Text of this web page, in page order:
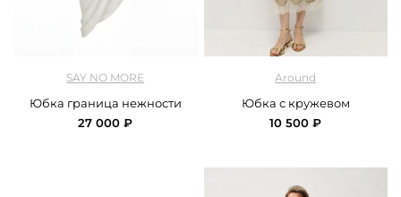
SAY NO MORE
Юбка граница нежности
27 000 ₽
Around
Юбка с кружевом
10 500 ₽